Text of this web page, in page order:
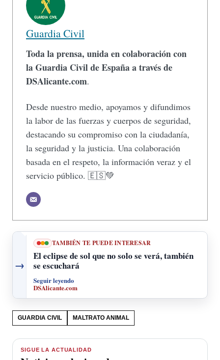
Guardia Civil
Toda la prensa, unida en colaboración con
la Guardia Civil de España a través de
DSAlicante.com.
Desde nuestro medio, apoyamos y difundimos
la labor de las fuerzas y cuerpos de seguridad,
destacando su compromiso con la ciudadanía,
la seguridad y la justicia. Una colaboración
basada en el respeto, la información veraz y el
servicio público. 🇪🇸💚
→
TAMBIÉN TE PUEDE INTERESAR
El eclipse de sol que no solo se verá, también
se escuchará
Seguir leyendo
DSAlicante.com
GUARDIA CIVIL MALTRATO ANIMAL
SIGUE LA ACTUALIDAD